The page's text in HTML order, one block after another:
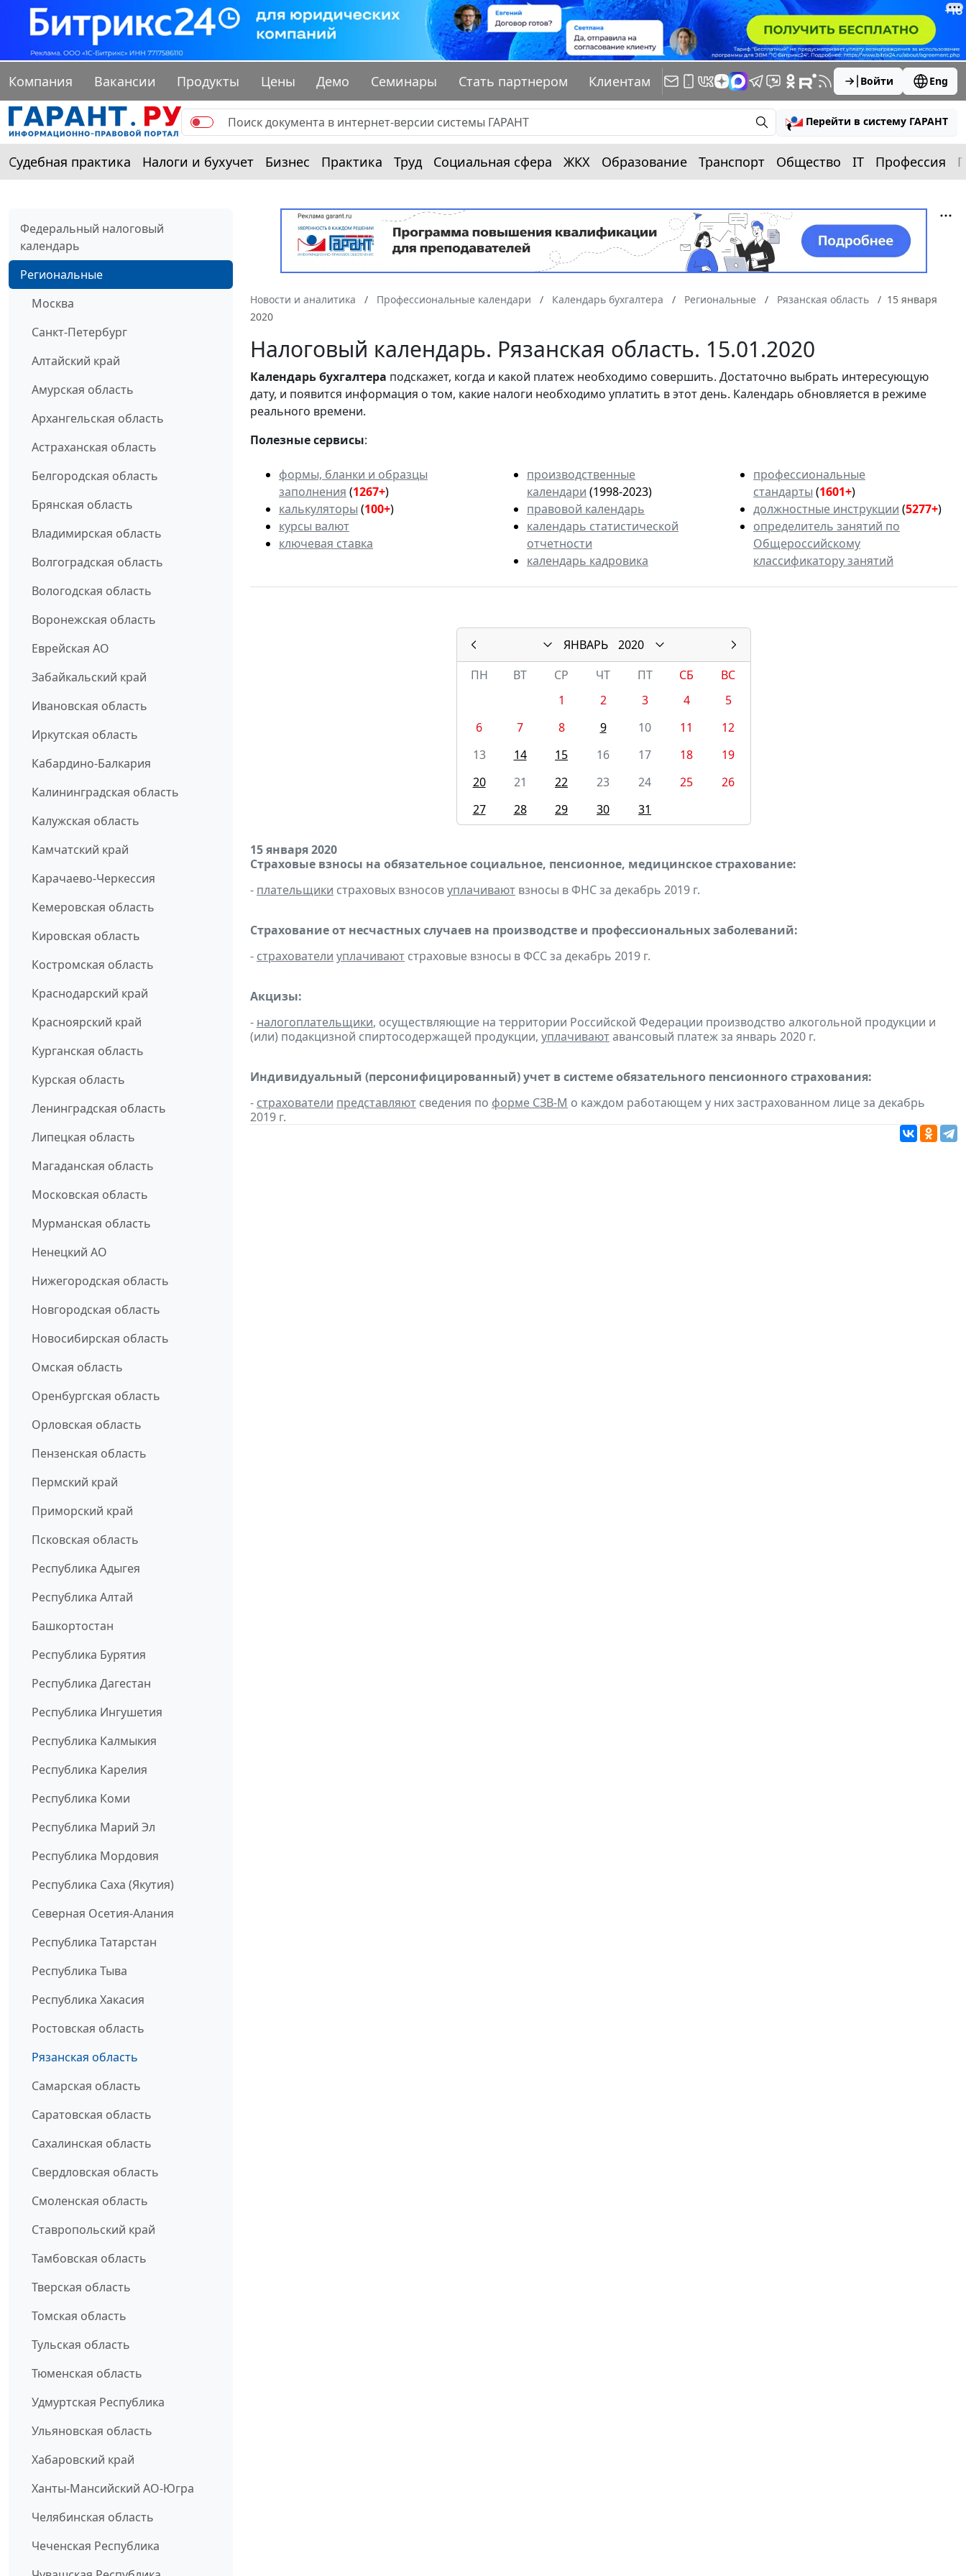
Компания Вакансии Продукты Цены Демо Семинары Стать партнером Клиентам Войти Eng
Перейти в систему ГАРАНТ
Судебная практика Налоги и бухучет Бизнес Практика Труд Социальная сфера ЖКХ Образование Транспорт Общество IT Профессия
Федеральный налоговый
календарь
Региональные
Москва
Санкт-Петербург
Алтайский край
Амурская область
Архангельская область
Астраханская область
Белгородская область
Брянская область
Владимирская область
Волгоградская область
Вологодская область
Воронежская область
Еврейская АО
Забайкальский край
Ивановская область
Иркутская область
Кабардино-Балкария
Калининградская область
Калужская область
Камчатский край
Карачаево-Черкессия
Кемеровская область
Кировская область
Костромская область
Краснодарский край
Красноярский край
Курганская область
Курская область
Ленинградская область
Липецкая область
Магаданская область
Московская область
Мурманская область
Ненецкий АО
Нижегородская область
Новгородская область
Новосибирская область
Омская область
Оренбургская область
Орловская область
Пензенская область
Пермский край
Приморский край
Псковская область
Республика Адыгея
Республика Алтай
Башкортостан
Республика Бурятия
Республика Дагестан
Республика Ингушетия
Республика Калмыкия
Республика Карелия
Республика Коми
Республика Марий Эл
Республика Мордовия
Республика Саха (Якутия)
Северная Осетия-Алания
Республика Татарстан
Республика Тыва
Республика Хакасия
Ростовская область
Рязанская область
Самарская область
Саратовская область
Сахалинская область
Свердловская область
Смоленская область
Ставропольский край
Тамбовская область
Тверская область
Томская область
Тульская область
Тюменская область
Удмуртская Республика
Ульяновская область
Хабаровский край
Ханты-Мансийский АО-Югра
Челябинская область
Чеченская Республика
Новости и аналитика Профессиональные календари Календарь бухгалтера Региональные Рязанская область
15 января
2020
Налоговый календарь. Рязанская область. 15.01.2020
Календарьбухгалтера подскажет, когда и какой платеж необходимо совершить. Достаточно выбрать интересующую
дату, и появится информация о том, какие налоги необходимо уплатить в этот день. Календарь обновляется в режиме
реального времени.
Полезные сервисы:
формы, бланки и образцы
заполнения (1267+)
калькуляторы (100+)
курсы валют
ключевая ставка
производственные
календари (1998-2023)
правовой календарь
календарь статистической
отчетности
календарь кадровика
профессиональные
стандарты (1601+)
должностные инструкции (5277+)
определитель занятий по
Общероссийскому
классификатору занятий
ЯНВАРЬ
2020
ПН
ВТ СР ЧТ ПТ СБ
ВС
1
2 3 4
5
6
7 8 9 10 11
12
13
14 15 16 17 18
19
20
21 22 23 24 25
26
27
28 29 30 31
15 января 2020
Страховые взносы на обязательное социальное, пенсионное, медицинское страхование:
- плательщики страховых взносовуплачивают взносы в ФНС за декабрь 2019 г.
Страхование от несчастных случаев на производстве и профессиональных заболеваний:
- страхователи уплачивают страховые взносы в ФСС за декабрь 2019 г.
Акцизы:
- налогоплательщики, осуществляющие на территории Российской Федерации производство алкогольной продукции и
(или) подакцизной спиртосодержащей продукции, уплачиваютавансовый платеж за январь 2020 г.
Индивидуальный (персонифицированный) учет в системе обязательного пенсионного страхования:
- страхователи представляют сведения по форме СЗВ-М о каждом работающем у них застрахованном лице за декабрь
2019 г.